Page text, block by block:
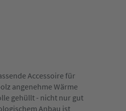
Accessoire für
angenehme Wärme
gehüllt - nicht nur gut
Anbau ist